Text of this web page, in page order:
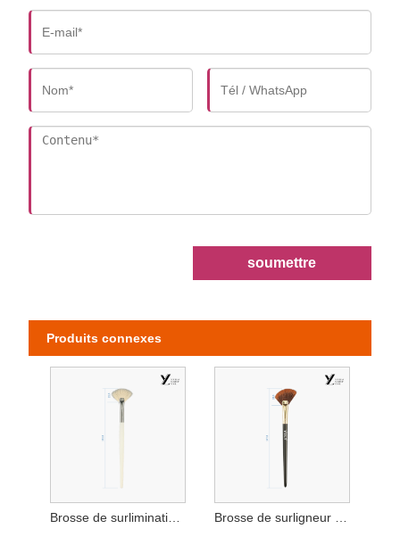
soumettre
Produits connexes
Brosse de surlimination festonnée blanche Brosse de surligneur de ventilateur de tête de tête noire